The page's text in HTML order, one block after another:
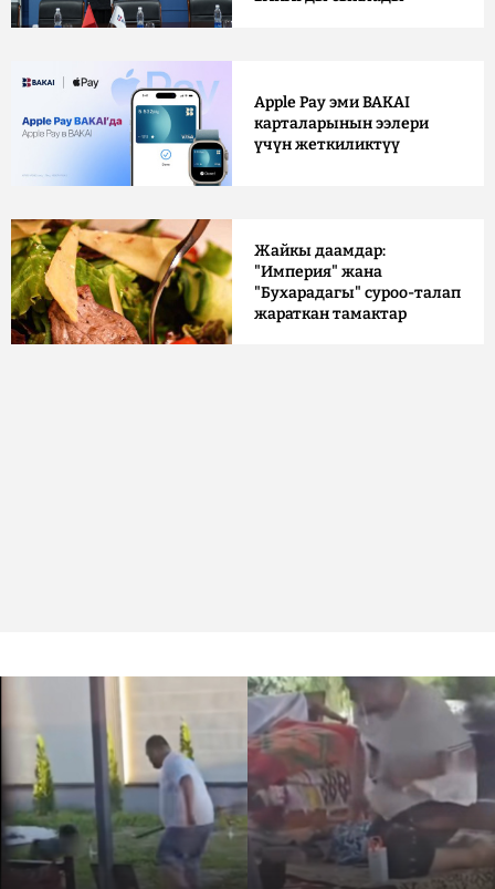
Apple Pay эми BAKAI
карталарынын ээлери
үчүн жеткиликтүү
Жайкы даамдар:
"Империя" жана
"Бухарадагы" суроо-талап
жараткан тамактар